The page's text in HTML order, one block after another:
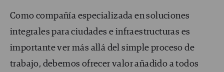
Como compañía especializada en soluciones
integrales para ciudades e infraestructuras es
importante ver más allá del simple proceso de
trabajo, debemos ofrecer valor añadido a todos